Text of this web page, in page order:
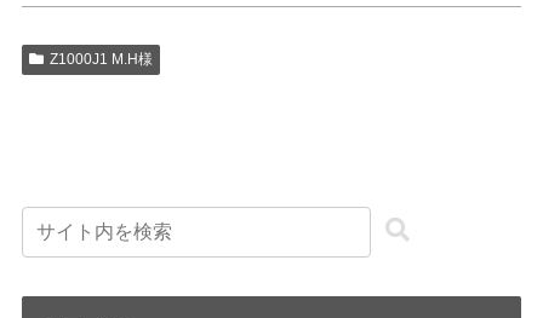
Z1000J1 M.H様